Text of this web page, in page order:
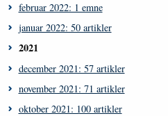
februar 2022: 1 emne
januar 2022: 50 artikler
2021
december 2021: 57 artikler
november 2021: 71 artikler
oktober 2021: 100 artikler